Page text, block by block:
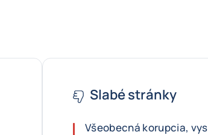
Slabé stránky
Všeobecná korupcia,